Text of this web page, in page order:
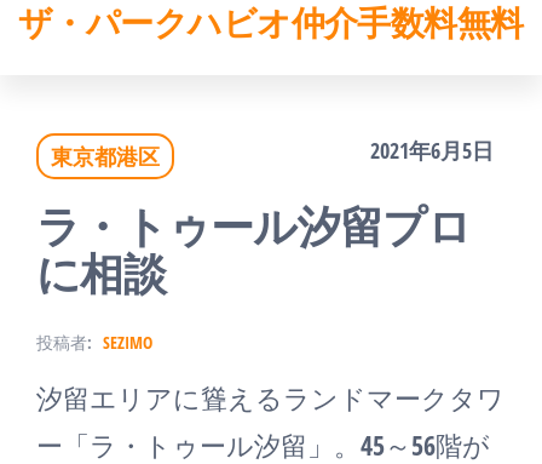
コザ・パークハビオ仲介手数料無料
東京都港区 2021年6月5日
ラ・トゥール汐留プロ
に相談
投稿者: SEZIMO
汐留エリアに聳えるランドマークタワ
ー「ラ・トゥール汐留」。45～56階が